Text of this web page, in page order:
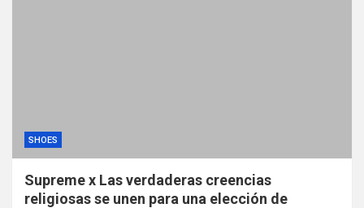
SHOES
Supreme x Las verdaderas creencias
religiosas se unen para una elección de